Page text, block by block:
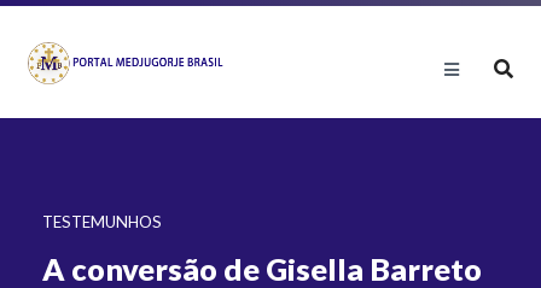
TESTEMUNHOS
A conversão de Gisella Barreto